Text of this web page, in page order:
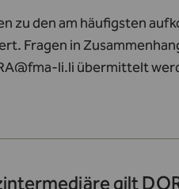
zu den am häufigsten
Fragen in
li.li übermittelt
gilt